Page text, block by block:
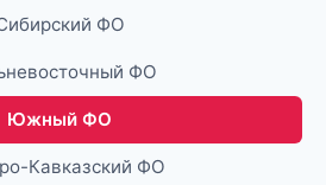
ФО
ФО
Южный ФО
Кавказский ФО